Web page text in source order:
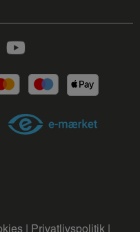
Youtube
| Privatlivspolitik |